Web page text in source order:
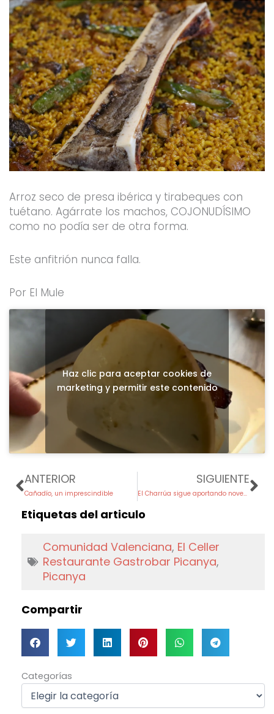
Arroz seco de presa ibérica y tirabeques con
tuétano. Agárrate los machos, COJONUDÍSIMO
como no podía ser de otra forma.
Este anfitrión nunca falla.
Por El Mule
Haz clic para aceptar cookies de
marketing y permitir este contenido
Prev
ANTERIOR
Cañadío, un imprescindible
SIGUIENTE
El Charrúa sigue aportando novedades
Etiquetas del articulo
Comunidad Valenciana, El Celler
Restaurante Gastrobar Picanya,
Picanya
Compartir
Categorías
Categorías